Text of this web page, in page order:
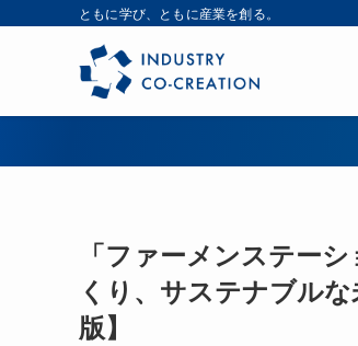
ともに学び、ともに産業を創る。
「ファーメンステー
くり、サステナブル
版】